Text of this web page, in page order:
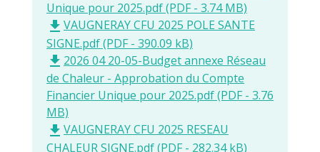
Unique pour 2025.pdf (PDF - 3.74 MB)
file_download VAUGNERAY CFU 2025 POLE SANTE
SIGNE.pdf (PDF - 390.09 kB)
file_download 2026 04 20-05-Budget annexe Réseau
de Chaleur - Approbation du Compte
Financier Unique pour 2025.pdf (PDF - 3.76
MB)
file_download VAUGNERAY CFU 2025 RESEAU
CHALEUR SIGNE.pdf (PDF - 282.34 kB)